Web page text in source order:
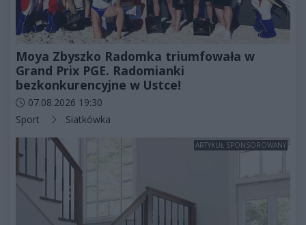
Moya Zbyszko Radomka triumfowała w
Grand Prix PGE. Radomianki
bezkonkurencyjne w Ustce!
Data dodania artykułu:
07.08.2026 19:30
Kategorie artykułu:
Sport Siatkówka
ARTYKUŁ SPONSOROWANY